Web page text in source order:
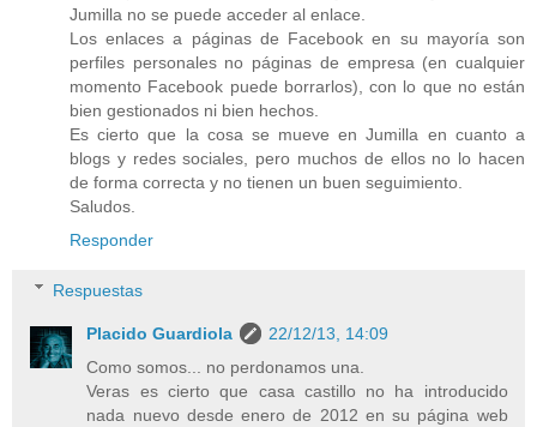
Jumilla no se puede acceder al enlace.
Los enlaces a páginas de Facebook en su mayoría son
perfiles personales no páginas de empresa (en cualquier
momento Facebook puede borrarlos), con lo que no están
bien gestionados ni bien hechos.
Es cierto que la cosa se mueve en Jumilla en cuanto a
blogs y redes sociales, pero muchos de ellos no lo hacen
de forma correcta y no tienen un buen seguimiento.
Saludos.
Responder
Respuestas
Placido Guardiola
22/12/13, 14:09
Como somos... no perdonamos una.
Veras es cierto que casa castillo no ha introducido
nada nuevo desde enero de 2012 en su página web